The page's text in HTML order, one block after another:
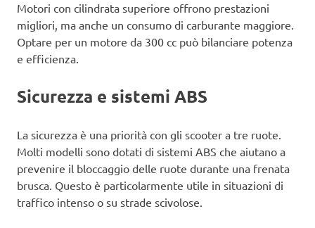
Motori con cilindrata superiore offrono prestazioni
migliori, ma anche un consumo di carburante maggiore.
Optare per un motore da 300 cc può bilanciare potenza
e efficienza.
Sicurezza e sistemi ABS
La sicurezza è una priorità con gli scooter a tre ruote.
Molti modelli sono dotati di sistemi ABS che aiutano a
prevenire il bloccaggio delle ruote durante una frenata
brusca. Questo è particolarmente utile in situazioni di
traffico intenso o su strade scivolose.